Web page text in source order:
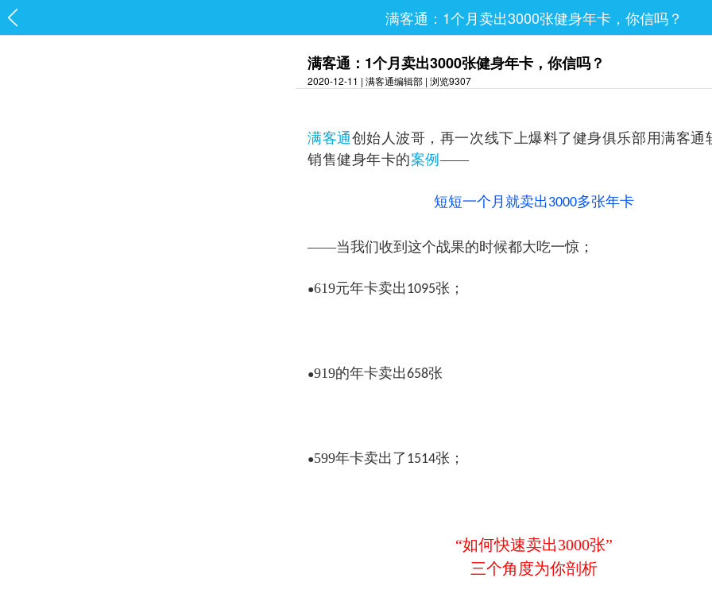
满客通：1个月卖出3000张健身年卡，你信吗？
满客通：1个月卖出3000张健身年卡，你信吗？
2020-12-11 | 满客通编辑部 | 浏览9307
满客通创始人波哥，再一次线下上爆料了健身俱乐部用满客通
销售健身年卡的案例 ——
短短一个月就卖出3000多张年卡
——当我们收到这个战果的时候都大吃一惊；
●619元年卡卖出1095张；
●919的年卡卖出658张
●599年卡卖出了1514张；
“如何快速卖出3000张”
三个角度为你剖析